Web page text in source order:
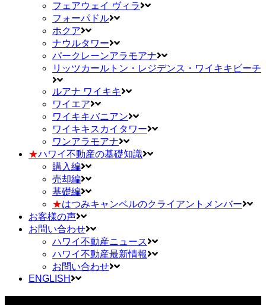
フェアウェイ ヴィラ
フォーパドル
ホクア
ナウルタワー
パークレーンアラモアナ
リッツカールトン・レジデンス・ワイキキビーチ
ルアナ ワイキキ
ワイエア
ワイキキバニアン
ワイキキスカイタワー
ワンアラモアナ
★ハワイ不動産の基礎知識
購入編
売却編
基礎編
★はつみキャンベルのクライアントメンバー
お客様の声
お問い合わせ
ハワイ不動産ニュース
ハワイ不動産最新情報
お問い合わせ
ENGLISH